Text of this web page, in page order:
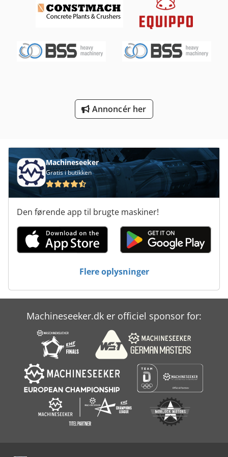
Ng 200
Overveje Transport
Transport Vogn
Annoncér her
Machineseeker
Gratis i butikken
Den førende app til brugte maskiner!
Flere oplysninger
Machineseeker.dk er officiel sponsor for: